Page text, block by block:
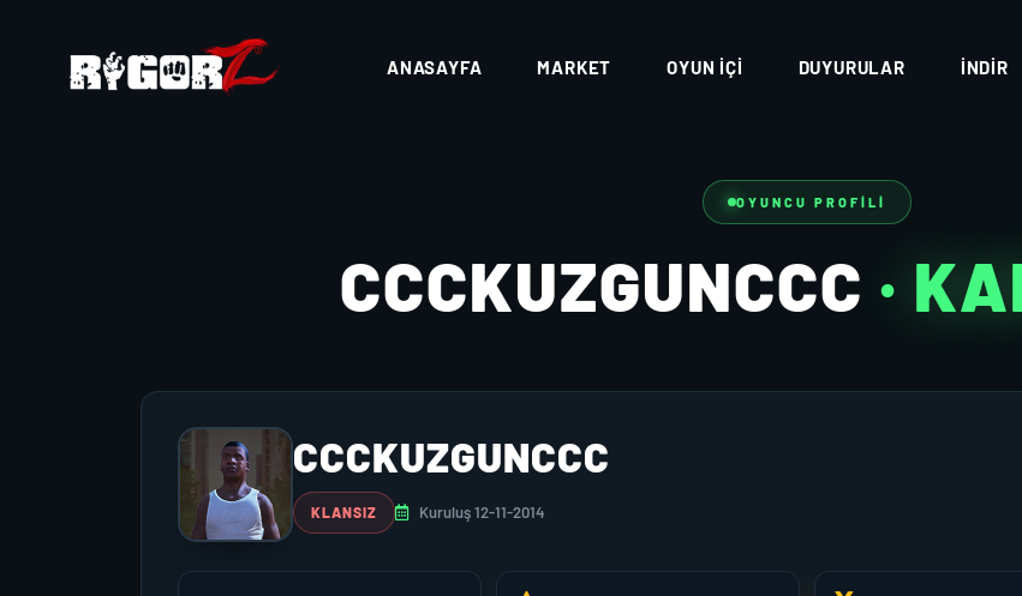
ANASAYFA MARKET OYUN İÇI DUYURULAR İNDIR
OYUNCU PROFILI
CCCKUZGUNCCC ·
CCCKUZGUNCCC
KLANSIZ Kuruluş 12-11-2014